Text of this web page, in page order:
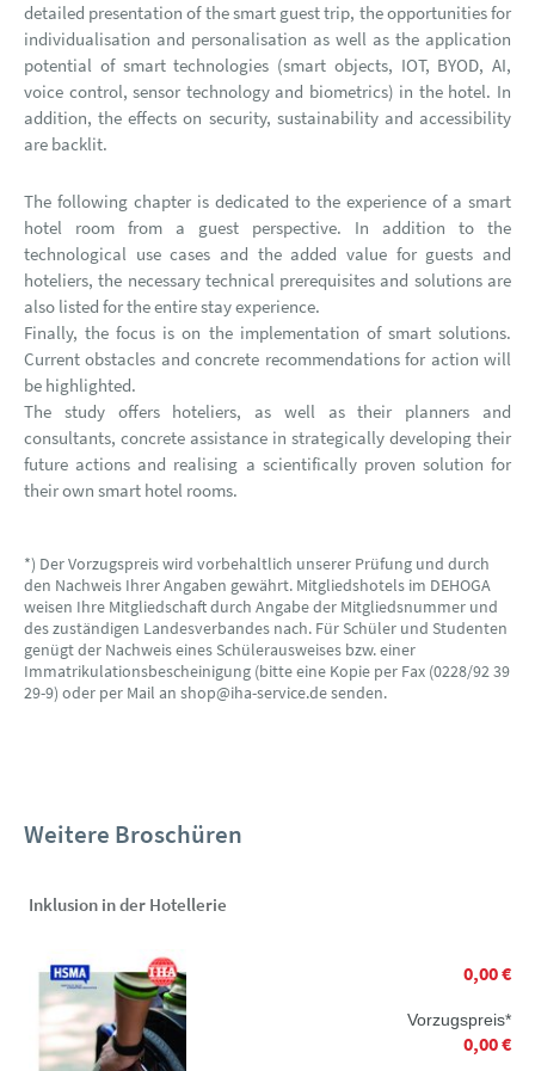
detailed presentation of the smart guest trip, the opportunities for
individualisation and personalisation as well as the application
potential of smart technologies (smart objects, IOT, BYOD, AI,
voice control, sensor technology and biometrics) in the hotel. In
addition, the effects on security, sustainability and accessibility
are backlit.
The following chapter is dedicated to the experience of a smart
hotel room from a guest perspective. In addition to the
technological use cases and the added value for guests and
hoteliers, the necessary technical prerequisites and solutions are
also listed for the entire stay experience.
Finally, the focus is on the implementation of smart solutions.
Current obstacles and concrete recommendations for action will
be highlighted.
The study offers hoteliers, as well as their planners and
consultants, concrete assistance in strategically developing their
future actions and realising a scientifically proven solution for
their own smart hotel rooms.
*) Der Vorzugspreis wird vorbehaltlich unserer Prüfung und durch
den Nachweis Ihrer Angaben gewährt. Mitgliedshotels im DEHOGA
weisen Ihre Mitgliedschaft durch Angabe der Mitgliedsnummer und
des zuständigen Landesverbandes nach. Für Schüler und Studenten
genügt der Nachweis eines Schülerausweises bzw. einer
Immatrikulationsbescheinigung (bitte eine Kopie per Fax (0228/92 39
29-9) oder per Mail an shop@iha-service.de senden.
Weitere Broschüren
Inklusion in der Hotellerie
0,00 €
Vorzugspreis*
0,00 €